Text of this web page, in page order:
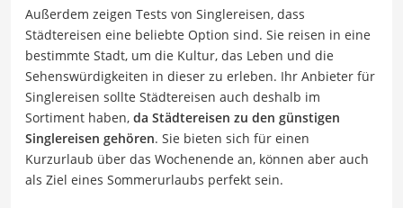
Außerdem zeigen Tests von Singlereisen, dass
Städtereisen eine beliebte Option sind. Sie reisen in eine
bestimmte Stadt, um die Kultur, das Leben und die
Sehenswürdigkeiten in dieser zu erleben. Ihr Anbieter für
Singlereisen sollte Städtereisen auch deshalb im
Sortiment haben, da Städtereisen zu den günstigen
Singlereisen gehören. Sie bieten sich für einen
Kurzurlaub über das Wochenende an, können aber auch
als Ziel eines Sommerurlaubs perfekt sein.